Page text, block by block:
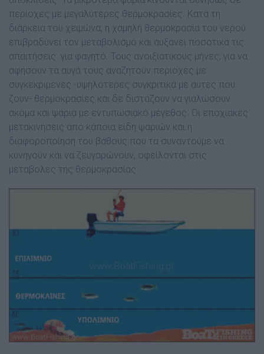
περιοχές µε µεγαλύτερες θερµοκρασίες. Κατά τη
διάρκεια του χειµώνα, η χαµηλή θερµοκρασία του νερού
επιβραδύνει τον µεταβολισµό και αυξάνει ποσοτικά τις
απαιτήσεις για φαγητό. Τους ανοιξιάτικους µήνες, για να
αφήσουν τα αυγά τους αναζητούν περιοχές µε
συγκεκριµένες -υψηλότερες συγκριτικά µε αυτές που
ζουν- θερµοκρασίες και δε διστάζουν να γιαλώσουν
ακόµα και ψάρια µε εντυπωσιακό µέγεθος. Οι εποχιακές
µετακινήσεις από κάποια είδη ψαριών και η
διαφοροποίηση του βάθους που τα συναντούµε να
κυνηγούν και να ζευγαρώνουν, οφείλονται στις
µεταβολές της θερµοκρασίας.